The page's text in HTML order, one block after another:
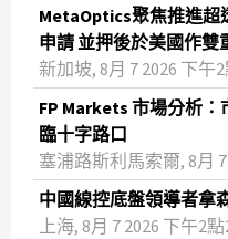
MetaOptics聚焦推進超
申請 並押後於美國作雙
新加坡, 8月 7 2026 下午
FP Markets 市場分析
臨十字路口
塞浦路斯利馬索爾, 8月
中國線控底盤領導者拿
上海, 8月 7 2026 下午2點